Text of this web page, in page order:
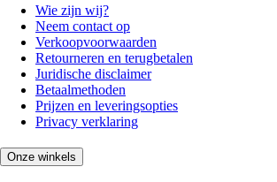
Wie zijn wij?
Neem contact op
Verkoopvoorwaarden
Retourneren en terugbetalen
Juridische disclaimer
Betaalmethoden
Prijzen en leveringsopties
Privacy verklaring
Onze winkels